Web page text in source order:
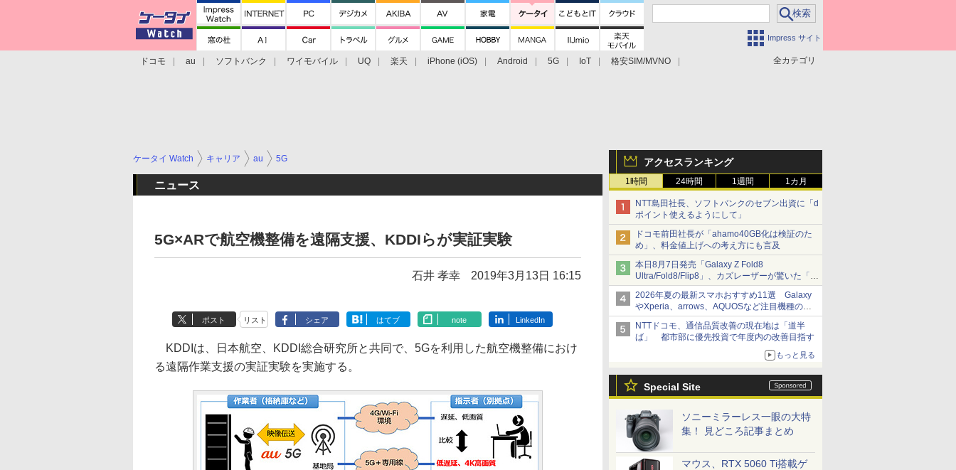
Impress サイト
全カテゴリ
ドコモ au ソフトバンク ワイモバイル UQ 楽天 iPhone (iOS) Android 5G IoT
格安SIM/MVNO
アクセスランキング
1時間 24時間 1週間 1カ月
NTT島田社長、ソフトバンクのセブン出資に「d
ポイント使えるようにして」
ドコモ前田社長が「ahamo40GB化は検証のた
め」、料金値上げへの考え方にも言及
本日8月7日発売「Galaxy Z Fold8
Ultra/Fold8/Flip8」、カズレーザーが驚いた「そ
ば屋のメニュー並みの薄さ」
2026年夏の最新スマホおすすめ11選 Galaxy
やXperia、arrows、AQUOSなど注目機種の特
徴は
NTTドコモ、通信品質改善の現在地は「道半
ば」 都市部に優先投資で年度内の改善目指す
もっと見る
Special Site
ソニーミラーレス一眼の大特
集！ 見どころ記事まとめ
マウス、RTX 5060 Ti搭載ゲ
ケータイ Watch キャリア au 5G
ニュース
5G×ARで航空機整備を遠隔支援、KDDIらが実証実験
石井 孝幸 2019年3月13日 16:15
ポスト リスト シェア はてブ note LinkedIn
KDDIは、日本航空、KDDI総合研究所と共同で、5Gを利用した航空機整備におけ
る遠隔作業支援の実証実験を実施する。